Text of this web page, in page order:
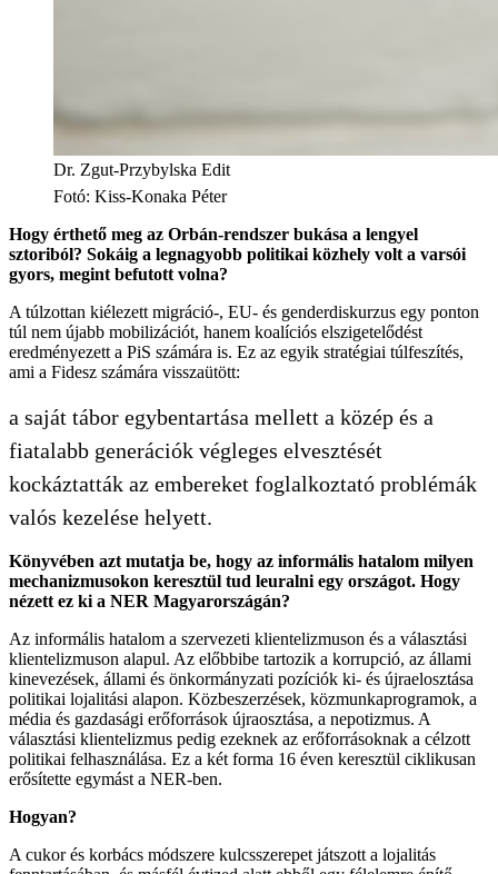
Dr. Zgut-Przybylska Edit
Fotó: Kiss-Konaka Péter
Hogy érthető meg az Orbán-rendszer bukása a lengyel
sztoriból? Sokáig a legnagyobb politikai közhely volt a varsói
gyors, megint befutott volna?
A túlzottan kiélezett migráció-, EU- és genderdiskurzus egy ponton
túl nem újabb mobilizációt, hanem koalíciós elszigetelődést
eredményezett a PiS számára is. Ez az egyik stratégiai túlfeszítés,
ami a Fidesz számára visszaütött:
a saját tábor egybentartása mellett a közép és a
fiatalabb generációk végleges elvesztését
kockáztatták az embereket foglalkoztató problémák
valós kezelése helyett.
Könyvében azt mutatja be, hogy az informális hatalom milyen
mechanizmusokon keresztül tud leuralni egy országot. Hogy
nézett ez ki a NER Magyarországán?
Az informális hatalom a szervezeti klientelizmuson és a választási
klientelizmuson alapul. Az előbbibe tartozik a korrupció, az állami
kinevezések, állami és önkormányzati pozíciók ki- és újraelosztása
politikai lojalitási alapon. Közbeszerzések, közmunkaprogramok, a
média és gazdasági erőforrások újraosztása, a nepotizmus. A
választási klientelizmus pedig ezeknek az erőforrásoknak a célzott
politikai felhasználása. Ez a két forma 16 éven keresztül ciklikusan
erősítette egymást a NER-ben.
Hogyan?
A cukor és korbács módszere kulcsszerepet játszott a lojalitás